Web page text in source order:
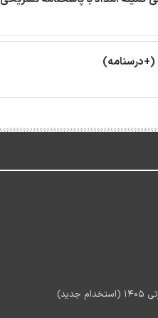
(+درسنامه)